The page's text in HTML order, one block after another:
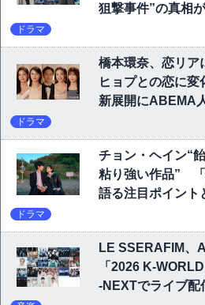
狙撃事件”の真相
ドラマ
橋本環奈、恋リア
ヒョプとの恋に変
新展開にABEMA
ドラマ
チョン・ヘイン“
粘り強い作品”
語る注目ポイント
ドラマ
LE SSERAFIM、
「2026 K-
-NEXTでライブ配